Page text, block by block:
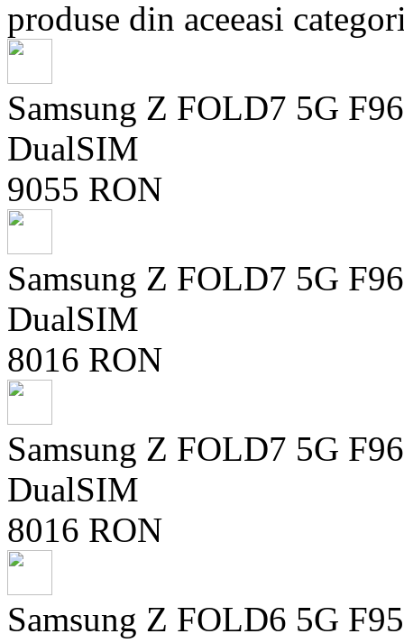
produse din aceeasi
Samsung Z FOLD7 5G
DualSIM
9055 RON
Samsung Z FOLD7 5G
DualSIM
8016 RON
Samsung Z FOLD7 5G
DualSIM
8016 RON
Samsung Z FOLD6 5G